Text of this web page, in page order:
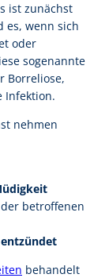
ist zunächst
es, wenn sich
oder
sogenannte
Borreliose,
Infektion.
nehmen
der betroffenen
entzündet
behandelt